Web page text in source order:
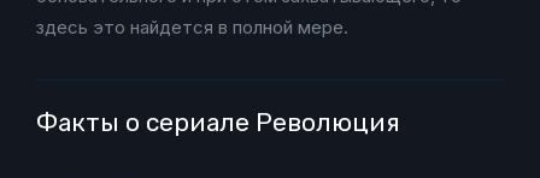
здесь это найдется в полной мере.
Факты о сериале Революция